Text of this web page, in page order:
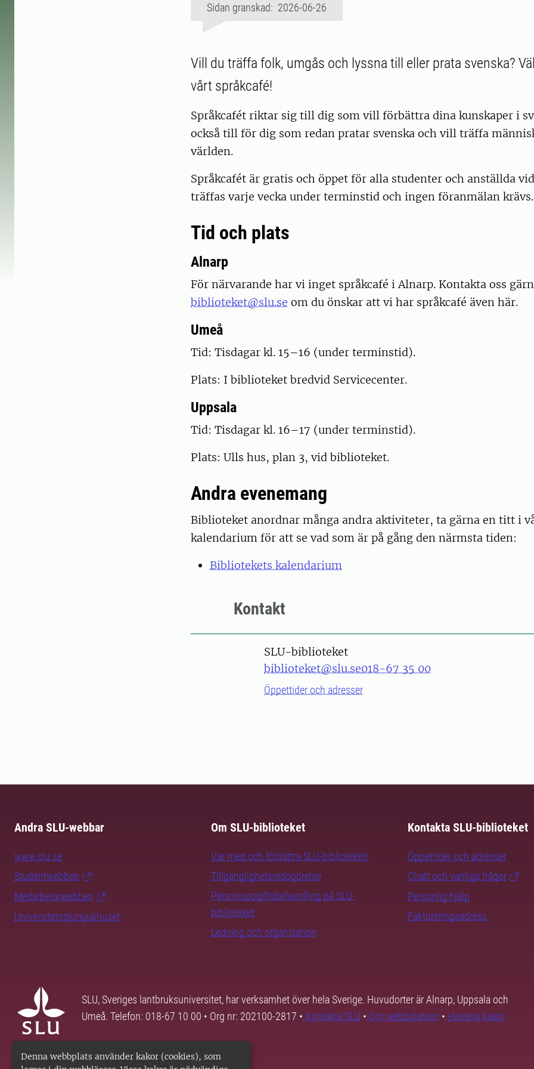
Denna webbplats använder kakor (cookies), som
Sidan granskad: 2026-06-26
Vill du träffa folk, umgås och lyssna till eller prata svenska?
vårt språkcafé!
Språkcafét riktar sig till dig som vill förbättra dina kunskaper i
också till för dig som redan pratar svenska och vill träffa
världen.
Språkcafét är gratis och öppet för alla studenter och anställda
träffas varje vecka under terminstid och ingen föranmälan krävs.
Tid och plats
Alnarp
För närvarande har vi inget språkcafé i Alnarp. Kontakta oss
biblioteket@slu.se om du önskar att vi har språkcafé även här.
Umeå
Tid: Tisdagar kl. 15–16 (under terminstid).
Plats: I biblioteket bredvid Servicecenter.
Uppsala
Tid: Tisdagar kl. 16–17 (under terminstid).
Plats: Ulls hus, plan 3, vid biblioteket.
Andra evenemang
Biblioteket anordnar många andra aktiviteter, ta gärna en titt i
kalendarium för att se vad som är på gång den närmsta tiden:
Bibliotekets kalendarium
Kontakt
SLU-biblioteket
biblioteket@slu.se018-67 35 00
Öppettider och adresser
Andra SLU-webbar
www.slu.se
Studentwebben
Medarbetarwebben
Universitetsdjursjukhuset
Om SLU-biblioteket
Var med och förbättra SLU-biblioteket!
Tillgänglighetsredogörelse
Personuppgiftsbehandling på SLU-
biblioteket
Ledning och organisation
Kontakta SLU-biblioteket
Öppettider och adresser
Chatt och vanliga frågor
Personlig hjälp
Faktureringsadress
SLU, Sveriges lantbruksuniversitet, har verksamhet över hela Sverige. Huvudorter är Alnarp, Uppsala och
Umeå. Telefon: 018-67 10 00 • Org nr: 202100-2817 • Kontakta SLU • Om webbplatsen • Hantera kakor